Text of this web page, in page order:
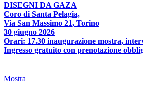
DISEGNI DA GAZA
Coro di Santa Pelagia,
Via San Massimo 21, Torino
30 giugno 2026
Orari: 17.30 inaugurazione mostra,
Ingresso gratuito con prenotazione
Mostra